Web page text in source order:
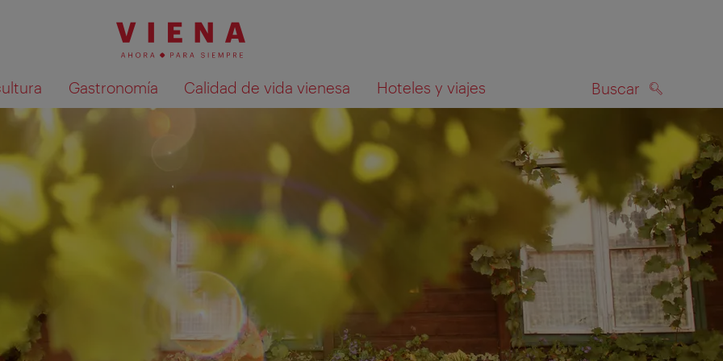
Gastronomía Calidad de vida vienesa Hoteles y viajes Buscar
Mostrar resultados de la búsqueda en el mapa BUSCAR